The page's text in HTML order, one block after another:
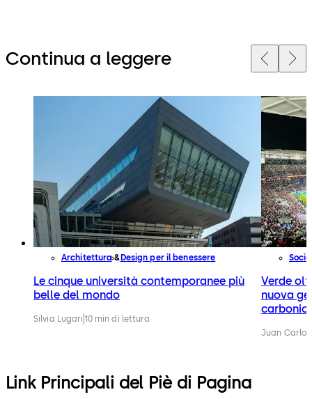
Continua a leggere
Architettura Design per il benessere
Le cinque università contemporanee più
belle del mondo
Silvia Lugari 10 min di lettura
Verde
nuova
Juan
Link Principali del Piè di Pagina